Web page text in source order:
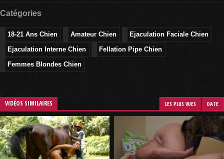
Catégories
18-21 Ans Chien Amateur Chien
Ejaculation Faciale Chien
Ejaculation Interne Chien
Fellation Pipe Chien
Femmes Blondes Chien
VIDÉOS SIMILAIRES LES PLUS VUES DATE